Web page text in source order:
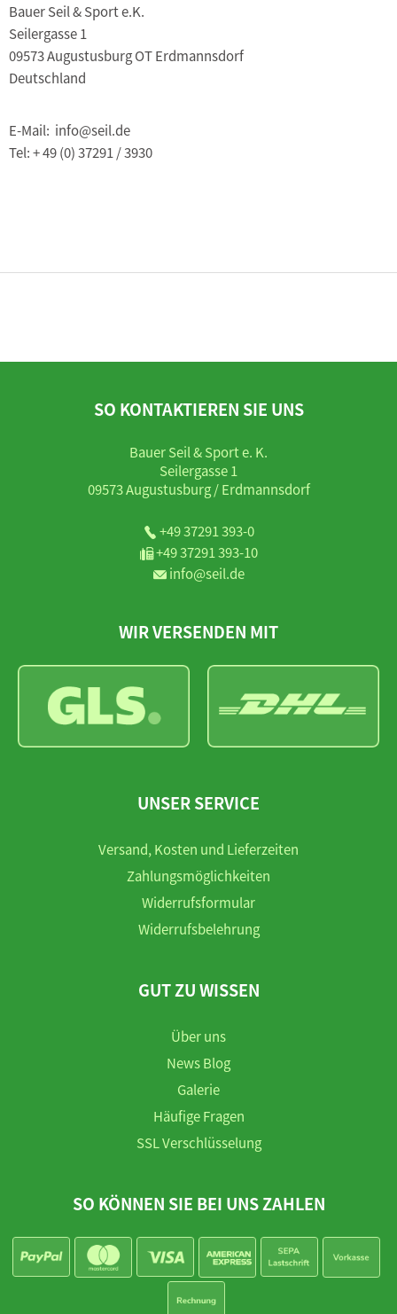
Bauer Seil & Sport e.K.
Seilergasse 1
09573 Augustusburg OT Erdmannsdorf
Deutschland
E-Mail: info@seil.de
Tel: + 49 (0) 37291 / 3930
SO KONTAKTIEREN SIE UNS
Bauer Seil & Sport e. K.
Seilergasse 1
09573 Augustusburg / Erdmannsdorf
+49 37291 393-0
+49 37291 393-10
info@seil.de
WIR VERSENDEN MIT
UNSER SERVICE
Versand, Kosten und Lieferzeiten
Zahlungsmöglichkeiten
Widerrufsformular
Widerrufsbelehrung
GUT ZU WISSEN
Über uns
News Blog
Galerie
Häufige Fragen
SSL Verschlüsselung
SO KÖNNEN SIE BEI UNS ZAHLEN